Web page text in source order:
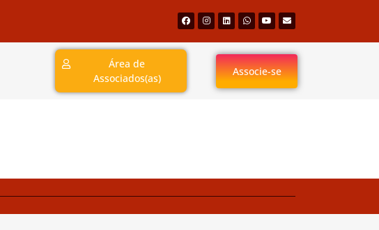
Área de
Associados(as)
Associe-se